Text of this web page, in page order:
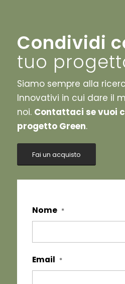
Condividi
tuo
Siamo sempre alla
Innovativi in cui dare il
noi. Contattaci se vuoi
progetto Green.
Fai un acquisto
Nome *
Email *